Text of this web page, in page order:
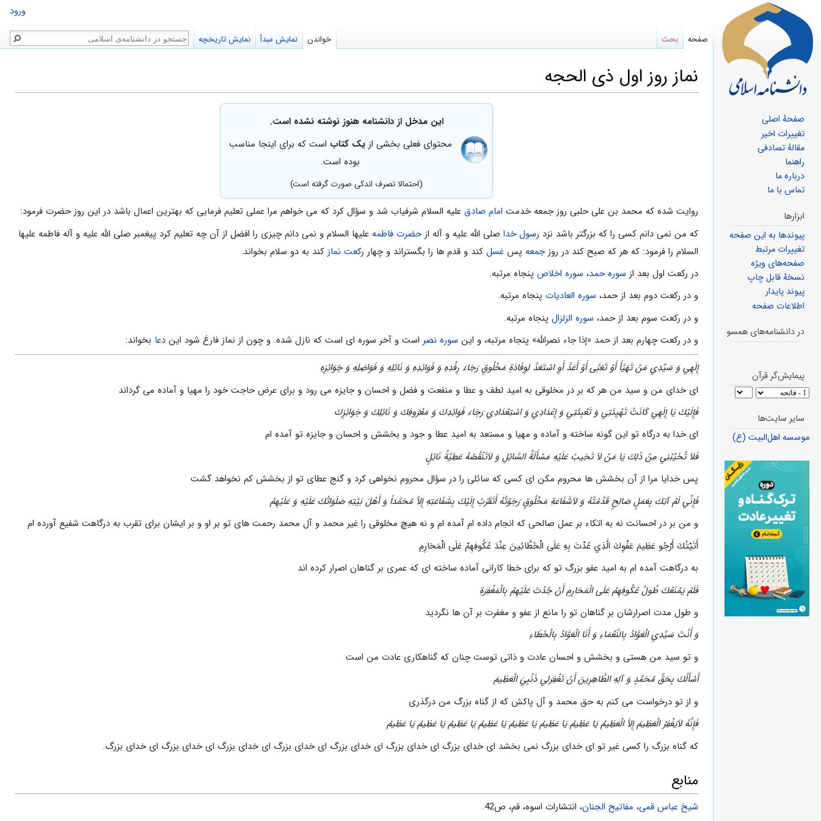
نماز روز اول ذی الحجه
این مدخل از دانشنامه هنوز نوشته نشده است.
محتوای فعلی بخشی ازیک کتاب است که برای اینجا مناسب
بوده است.
(احتمالا تصرف اندکی صورت گرفته است)
روایت شده که محمد بن على حلبى روز جمعه خدمت امام صادق عليه السلام شرفياب شد و سؤال كرد كه مى خواهم مرا عملى تعليم فرمايى كه بهترين اعمال باشد در اين روز حضرت فرمود:
كه من نمى دانم كسى را كه بزرگتر باشد نزد رسول خدا صلى الله عليه و آله ازحضرت فاطمه عليها السلام و نمى دانم چيزى را افضل از آن چه تعليم كرد پيغمبر صلى الله عليه و آله فاطمه عليها
السلام را فرمود: كه هر كه صبح كند در روزجمعه پس غسل كند و قدم ها را بگستراند و چهار ركعت نماز كند به دو سلام بخواند.
در ركعت اول بعد از سوره حمد، سوره اخلاص پنجاه مرتبه.
و در ركعت دوم بعد از حمد، سوره العاديات پنجاه مرتبه.
و در ركعت سوم بعد از حمد، سوره الزلزال پنجاه مرتبه.
و در ركعت چهارم بعد از حمد «إذا جاء نصرالله» پنجاه مرتبه، و اين سوره نصر است و آخر سوره اى است كه نازل شده. و چون از نماز فارغ شود اين دعا بخواند:
إِلَهِي وَ سَيِّدِي مَنْ تَهَيَّأَ أَوْ تَعَبَّى أَوْ أَعَدَّ أَوِ اسْتَعَدَّ لِوِفَادَةِ مَخْلُوقٍ رَجَاءَ رِفْدِهِ وَ فَوَائِدِهِ وَ نَائِلِهِ وَ فَوَاضِلِهِ وَ جَوَائِزِهِ
اى خداى من و سيد من هر كه بر در مخلوقى به اميد لطف و عطا و منفعت و فضل و احسان و جايزه مى رود و براى عرض حاجت خود را مهيا و آماده مى گرداند
فَإِلَيْكَ يَا إِلَهِي كَانَتْ تَهْيِئَتِي وَ تَعْبِئَتِي وَ إِعْدَادِي وَ اسْتِعْدَادِي رَجَاءَ فَوَائِدِكَ وَ مَعْرُوفِكَ وَ نَائِلِكَ وَ جَوَائِزِكَ
اى خدا به درگاه تو اين گونه ساخته و آماده و مهيا و مستعد به اميد عطا و جود و بخشش و احسان و جايزه تو آمده ام
فَلاَ تُخَيِّبْنِي مِنْ ذَلِكَ يَا مَنْ لاَ تَخِيبُ عَلَيْهِ مَسْأَلَةُ السَّائِلِ وَ لاَتَنْقُصُهُ عَطِيَّةُ نَائِلٍ
پس خدايا مرا از آن بخشش ها محروم مكن اى كسى كه سائلى را در سؤال محروم نخواهى كرد و گنج عطاى تو از بخشش كم نخواهد گشت
فَإِنِّي لَمْ آتِكَ بِعَمَلٍ صَالِحٍ قَدَّمْتُهُ وَ لاَشَفَاعَةِ مَخْلُوقٍ رَجَوْتُهُ أَتَقَرَّبُ إِلَيْكَ بِشَفَاعَتِهِ إِلاَّ مُحَمَّداً وَ أَهْلَ بَيْتِهِ صَلَوَاتُكَ عَلَيْهِ وَ عَلَيْهِمْ
و من بر در احسانت نه به اتكاء بر عمل صالحى كه انجام داده ام آمده ام و نه هيچ مخلوقى را غير محمد و آل محمد رحمت هاى تو بر او و بر ايشان براى تقرب به درگاهت شفيع آورده ام
أَتَيْتُكَ أَرْجُو عَظِيمَ عَفْوِكَ الَّذِي عُدْتَ بِهِ عَلَى الْخَطَّائِينَ عِنْدَ عُكُوفِهِمْ عَلَى الْمَحَارِمِ
به درگاهت آمده ام به اميد عفو بزرگ تو كه براى خطا كارانى آماده ساخته اى كه عمرى بر گناهان اصرار كرده اند
فَلَمْ يَمْنَعْكَ طُولُ عُكُوفِهِمْ عَلَى الْمَحَارِمِ أَنْ جُدْتَ عَلَيْهِمْ بِالْمَغْفِرَةِ
و طول مدت اصرارشان بر گناهان تو را مانع از عفو و مغفرت بر آن ها نگرديد
وَ أَنْتَ سَيِّدِي الْعَوَّادُ بِالنَّعْمَاءِ وَ أَنَا الْعَوَّادُ بِالْخَطَاءِ
و تو سيد من هستى و بخشش و احسان عادت و ذاتى توست چنان كه گناهكارى عادت من است
أَسْأَلُكَ بِحَقِّ مُحَمَّدٍ وَ آلِهِ الطَّاهِرِينَ أَنْ تَغْفِرَلِي ذَنْبِيَ الْعَظِيمَ
و از تو درخواست مى كنم به حق محمد و آل پاكش كه از گناه بزرگ من درگذرى
فَإِنَّهُ لاَيَغْفِرُ الْعَظِيمَ إِلاَّ الْعَظِيمُ يَا عَظِيمُ يَا عَظِيمُ يَا عَظِيمُ يَا عَظِيمُ يَا عَظِيمُ يَا عَظِيمُ يَا عَظِيمُ
كه گناه بزرگ را كسى غير تو اى خداى بزرگ نمى بخشد اى خداى بزرگ اى خداى بزرگ اى خداى بزرگ اى خداى بزرگ اى خداى بزرگ اى خداى بزرگ اى خداى بزرگ.
منابع
شیخ عباس قمی، مفاتيح الجنان، انتشارات اسوه، قم، ص42.
ورود
صفحه بحث خواندن نمایش مبدأ نمایش تاریخچه جستجو
صفحهٔ اصلی
تغییرات اخیر
مقالهٔ تصادفی
راهنما
درباره ما
تماس با ما
ابزارها
پیوندها به این صفحه
تغییرات مرتبط
صفحه‌های ویژه
نسخهٔ قابل چاپ
پیوند پایدار
اطلاعات صفحه
در دانشنامه‌های همسو
پیمایش‌گر قرآن
سایر سایت‌ها
موسسه اهل‌البیت (ع)